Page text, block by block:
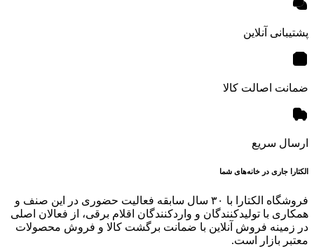
پشتیبانی آنلاین
ضمانت اصالت کالا
ارسال سریع
الکتارا جاری در خانه‌های شما
فروشگاه الکتارا با ۳۰ سال سابقه فعالیت حضوری در این صنف و
همکاری با تولیدکنندگان و واردکنندگان اقلام برقی، از فعالان اصلی
در زمینه فروش آنلاین با ضمانت برگشت کالا و فروش محصولات
معتبر بازار است.